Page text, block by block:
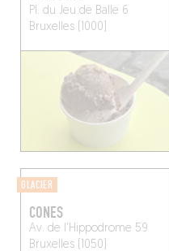
Pl. du Jeu de Balle 6
Bruxelles (1000)
GLACIER
CONES
Av. de l'Hippodrome 59
Bruxelles (1050)